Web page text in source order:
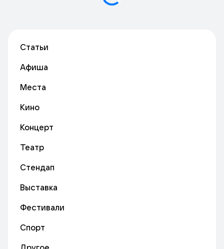
Статьи
Афиша
Места
Кино
Концерт
Театр
Стендап
Выставка
Фестивали
Спорт